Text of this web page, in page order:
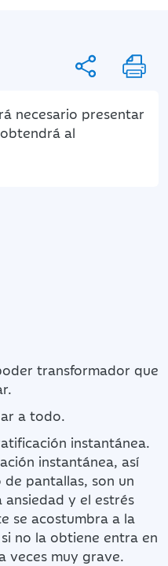
necesario presentar
al
transformador que
a todo.
instantánea.
instantánea, así
pantallas, son un
y el estrés
se acostumbra a la
no la obtiene entra en
veces muy grave.